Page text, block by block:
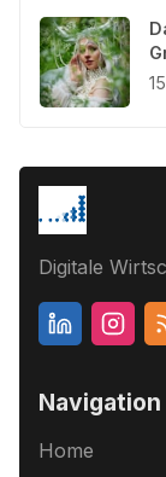
Digitale
Navigation
Home